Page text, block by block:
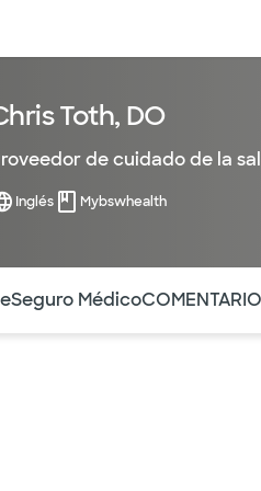
Toth, DO
de cuidado de la
Inglés Mybswhealth
Seguro Médico